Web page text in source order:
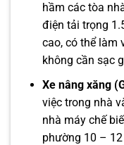
hầm các tòa
điện tải trọng
cao, có thể làm
không cần sạc
Xe nâng xăng
việc trong nhà
nhà máy chế
phường 10 –